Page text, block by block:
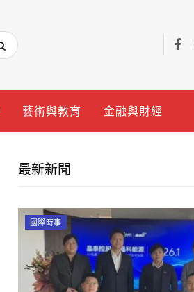
藝術與教育 金融與財經
最新新聞
國際時事